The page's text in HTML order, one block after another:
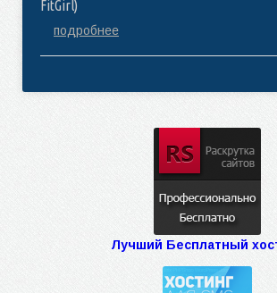
FitGirl)
подробнее
Лучший Бесплатный